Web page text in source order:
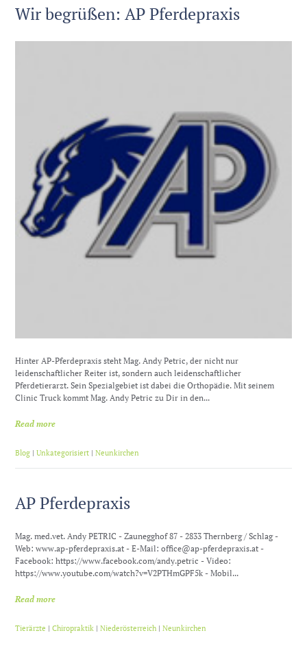
Wir begrüßen: AP Pferdepraxis
Hinter AP-Pferdepraxis steht Mag. Andy Petric, der nicht nur
leidenschaftlicher Reiter ist, sondern auch leidenschaftlicher
Pferdetierarzt. Sein Spezialgebiet ist dabei die Orthopädie. Mit seinem
Clinic Truck kommt Mag. Andy Petric zu Dir in den...
Read more
Blog |Unkategorisiert |Neunkirchen
AP Pferdepraxis
Mag. med.vet. Andy PETRIC - Zaunegghof 87 - 2833 Thernberg / Schlag -
Web: www.ap-pferdepraxis.at - E-Mail: office@ap-pferdepraxis.at -
Facebook: https://www.facebook.com/andy.petric - Video:
https://www.youtube.com/watch?v=V2PTHmGPF5k - Mobil...
Read more
Tierärzte |Chiropraktik |Niederösterreich |Neunkirchen